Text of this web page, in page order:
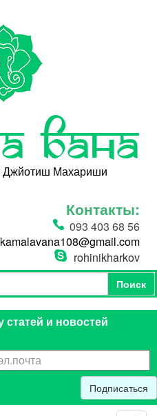
Вана
Джйотиш Махариши
Контакты:
093 403 68 56
kamalavana108@gmail.com
rohinikharkov
Поиск
Поиск
и новостей
Подписаться